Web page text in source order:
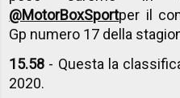
@MotorBoxSportper il
Gp numero 17 della
15.58 - Questa la
2020.